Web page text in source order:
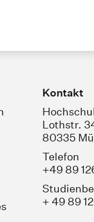
Kontakt
Lothstr.
80335
Telefon
+49 89
+ 49 89